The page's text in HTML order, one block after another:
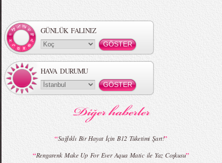
MBFWI - Gülçin Çengel 2015 Yaz
MBFWI - Zeynep Erdoğan 2015 Yaz
GÜNLÜK FALINIZ
HAVA DURUMU
“Sağlıklı Bir Hayat İçin B12 Tüketimi Şart!”
“Rengarenk Make Up For Ever Aqua Matic ile Yaz Coşkusu”